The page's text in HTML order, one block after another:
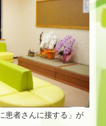
患者さんに接する」が